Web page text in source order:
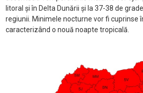
litoral și în Delta Dunării și la 37-38 de
regiunii. Minimele nocturne vor fi cuprinse
caracterizând o nouă noapte tropicală.